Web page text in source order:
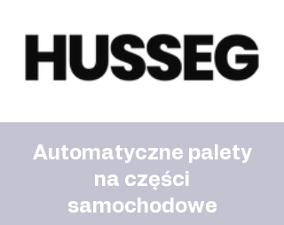
Automatyczne palety
na części
samochodowe